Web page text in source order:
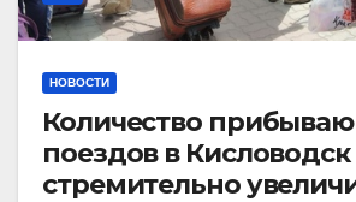
НОВОСТИ
Количество
поездов в Кисловодск
стремительно